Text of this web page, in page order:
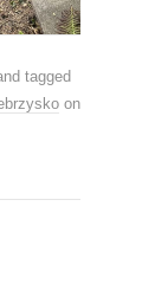
tagged
on